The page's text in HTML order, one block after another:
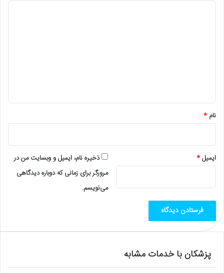
نام *
ایمیل*
ذخیره نام، ایمیل و وبسایت من در
مرورگر برای زمانی که دوباره دیدگاهی
می‌نویسم.
پزشکان با خدمات مشابه